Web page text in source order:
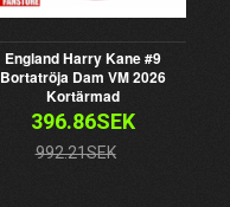
England Harry Kane #9
Bortatröja Dam VM 2026
Kortärmad
396.86SEK
992.21SEK